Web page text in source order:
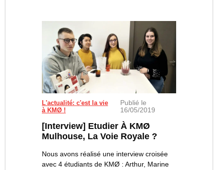
Arthur B., Sarah S., Marine R. et Manon R.
L'actualité: c'est la vie
à KMØ !
Publié le
16/05/2019
[Interview] Etudier À KMØ
Mulhouse, La Voie Royale ?
Nous avons réalisé une interview croisée
avec 4 étudiants de KMØ : Arthur, Marine